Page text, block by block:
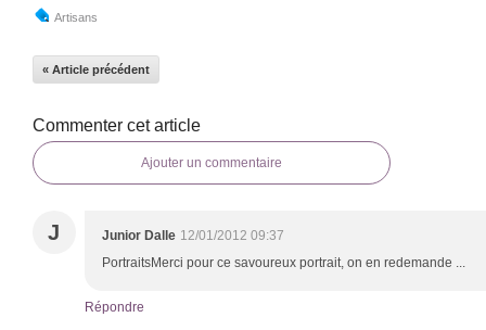
Artisans
« Article précédent
Commenter cet article
Ajouter un commentaire
J Junior Dalle 12/01/2012 09:37
PortraitsMerci pour ce savoureux portrait, on en redemande ...
Répondre